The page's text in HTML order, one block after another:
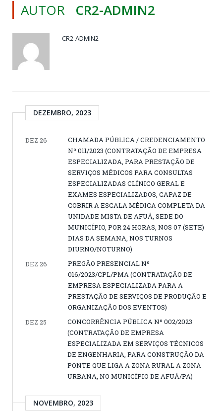
AUTOR CR2-ADMIN2
CR2-ADMIN2
DEZEMBRO, 2023
DEZ 26
CHAMADA PÚBLICA / CREDENCIAMENTO
Nº 011/2023 (CONTRATAÇÃO DE EMPRESA
ESPECIALIZADA, PARA PRESTAÇÃO DE
SERVIÇOS MÉDICOS PARA CONSULTAS
ESPECIALIZADAS CLÍNICO GERAL E
EXAMES ESPECIALIZADOS, CAPAZ DE
COBRIR A ESCALA MÉDICA COMPLETA DA
UNIDADE MISTA DE AFUÁ, SEDE DO
MUNICÍPIO, POR 24 HORAS, NOS 07 (SETE)
DIAS DA SEMANA, NOS TURNOS
DIURNO/NOTURNO)
DEZ 26
PREGÃO PRESENCIAL Nº
016/2023/CPL/PMA (CONTRATAÇÃO DE
EMPRESA ESPECIALIZADA PARA A
PRESTAÇÃO DE SERVIÇOS DE PRODUÇÃO E
ORGANIZAÇÃO DOS EVENTOS)
DEZ 25
CONCORRÊNCIA PÚBLICA Nº 002/2023
(CONTRATAÇÃO DE EMPRESA
ESPECIALIZADA EM SERVIÇOS TÉCNICOS
DE ENGENHARIA, PARA CONSTRUÇÃO DA
PONTE QUE LIGA A ZONA RURAL A ZONA
URBANA, NO MUNICÍPIO DE AFUÁ/PA)
NOVEMBRO, 2023